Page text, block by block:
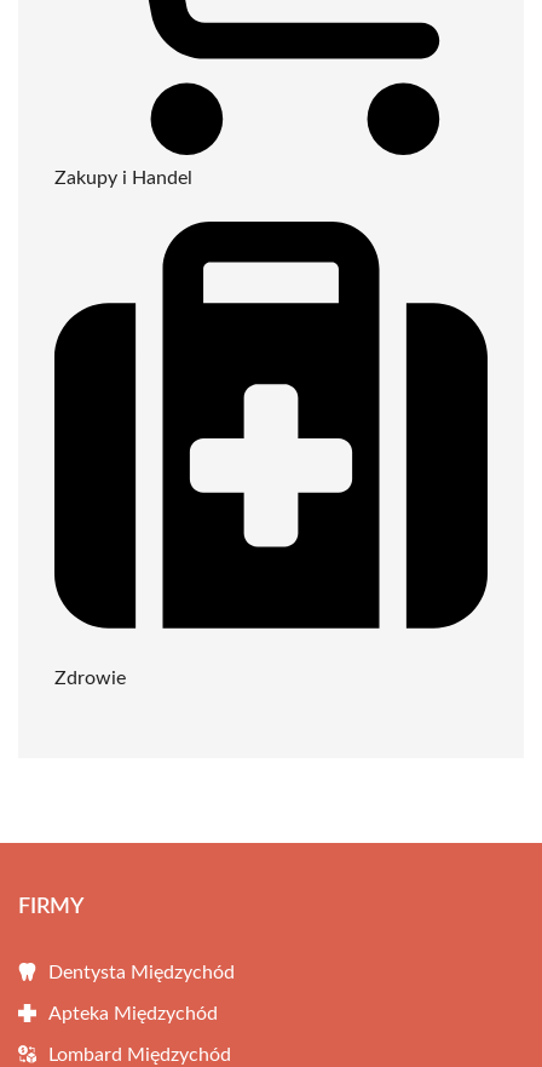
Zakupy i Handel
Zdrowie
FIRMY
Dentysta Międzychód
Apteka Międzychód
Lombard Międzychód